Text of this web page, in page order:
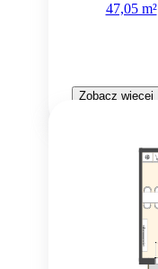
47,05 m²
Zobacz więcej